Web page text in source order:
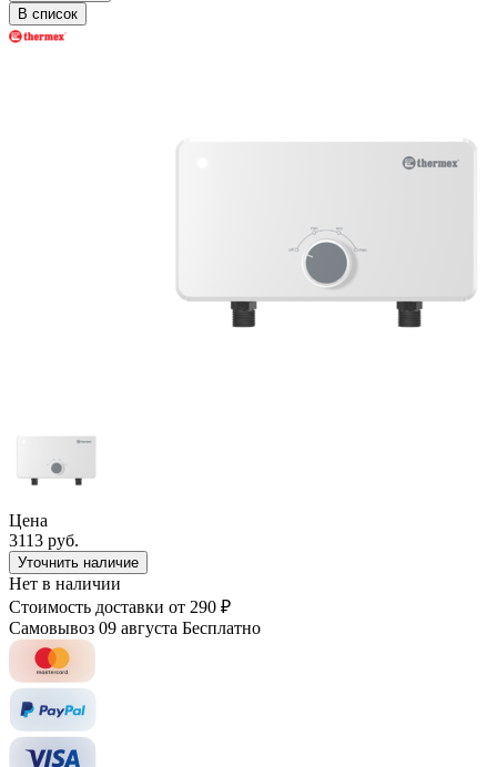
В список
Цена
3113 руб.
Уточнить наличие
Нет в наличии
Стоимость доставки от 290 ₽
Самовывоз 09 августа Бесплатно